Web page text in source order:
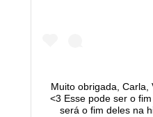
Muito obrigada, Carla,
<3 Esse pode ser o
será o fim deles na